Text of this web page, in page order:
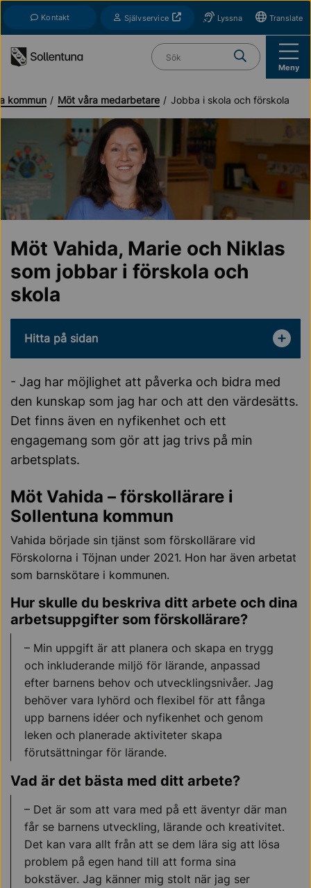
Kontakt SjälvserviceÖppnas i nytt fönsterLyssna Translate
Vad söker du?
Meny
kommun Möt våra medarbetare Jobba i skola och förskola
Möt Vahida, Marie och Niklas
som jobbar i förskola och
skola
Hitta på sidan
- Jag har möjlighet att påverka och bidra med
den kunskap som jag har och att den värdesätts.
Det finns även en nyfikenhet och ett
engagemang som gör att jag trivs på min
arbetsplats.
Möt Vahida – förskollärare i
Sollentuna kommun
Vahida började sin tjänst som förskollärare vid
Förskolorna i Töjnan under 2021. Hon har även arbetat
som barnskötare i kommunen.
Hur skulle du beskriva ditt arbete och dina
arbetsuppgifter som förskollärare?
– Min uppgift är att planera och skapa en trygg
och inkluderande miljö för lärande, anpassad
efter barnens behov och utvecklingsnivåer. Jag
behöver vara lyhörd och flexibel för att fånga
upp barnens idéer och nyfikenhet och genom
leken och planerade aktiviteter skapa
förutsättningar för lärande.
Vad är det bästa med ditt arbete?
– Det är som att vara med på ett äventyr där man
får se barnens utveckling, lärande och kreativitet.
Det kan vara allt från att se dem lära sig att lösa
problem på egen hand till att forma sina
bokstäver. Jag känner mig stolt när jag ser